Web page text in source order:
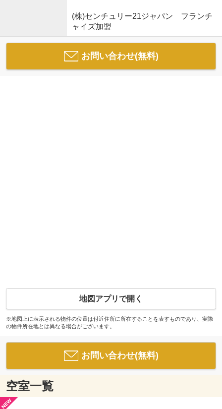
(株)センチュリー21ジャパン フランチ
ャイズ加盟
お問い合わせ(無料)
地図アプリで開く
※地図上に表示される物件の位置は付近住所に所在することを表すものであり、実際
の物件所在地とは異なる場合がございます。
お問い合わせ(無料)
空室一覧